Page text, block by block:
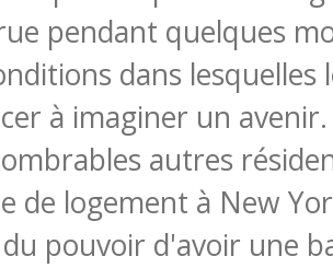
pendant quelques
dans lesquelles
à imaginer un
autres
de logement à New
pouvoir d'avoir une